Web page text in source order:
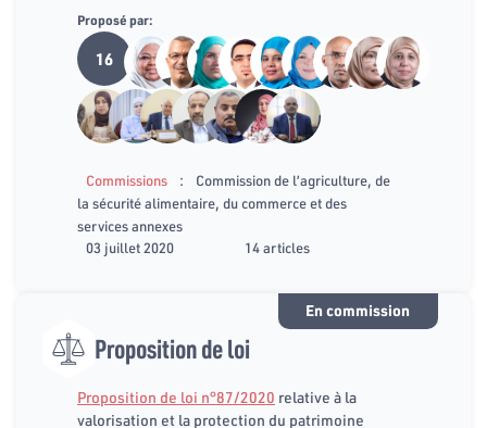
Proposé par:
16
Commissions :
Commission de l’agriculture, de
la sécurité alimentaire, du commerce et des
services annexes
03 juillet 2020
14 articles
En commission
Proposition de loi
Proposition de loi n°87/2020 relative à la
valorisation et la protection du patrimoine